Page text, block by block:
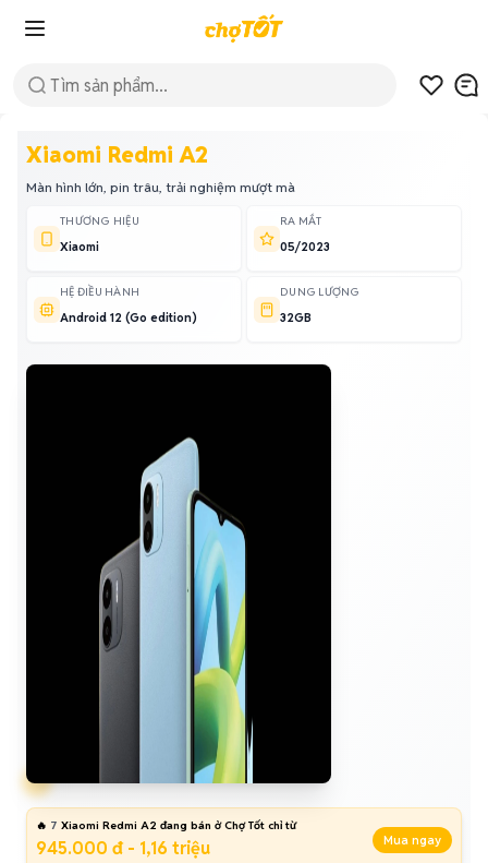
Xiaomi Redmi A2
Màn hình lớn, pin trâu, trải nghiệm mượt mà
THƯƠNG HIỆU
Xiaomi
RA MẮT
05/2023
HỆ ĐIỀU HÀNH
Android 12 (Go edition)
DUNG LƯỢNG
32GB
🔥 7 Xiaomi Redmi A2 đang bán ở Chợ Tốt chỉ từ
945.000 đ - 1,16 triệu Mua ngay